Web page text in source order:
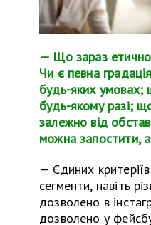
— Що зараз
Чи є певна
будь-яких
будь-якому разі;
залежно від
можна запостити,
— Єдиних
сегменти, навіть
дозволено в і
дозволено у